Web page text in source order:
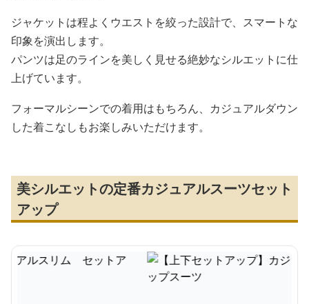
ジャケットは程よくウエストを絞った設計で、スマートな
印象を演出します。
パンツは足のラインを美しく見せる絶妙なシルエットに仕
上げています。
フォーマルシーンでの着用はもちろん、カジュアルダウン
した着こなしもお楽しみいただけます。
美シルエットの定番カジュアルスーツセット
アップ